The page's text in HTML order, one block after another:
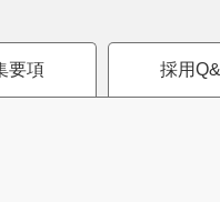
要項 採用